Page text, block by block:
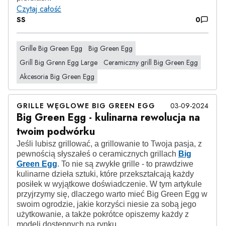
Czytaj całość
SS 0
Grille Big Green Egg
Big Green Egg
Grill Big Grenn Egg Large
Ceramiczny grill Big Green Egg
Akcesoria Big Green Egg
GRILLE WĘGLOWE BIG GREEN EGG 03-09-2024
Big Green Egg - kulinarna rewolucja na
twoim podwórku
Jeśli lubisz grillować, a grillowanie to Twoja pasja, z
pewnością słyszałeś o ceramicznych grillach Big
Green Egg. To nie są zwykłe grille - to prawdziwe
kulinarne dzieła sztuki, które przekształcają każdy
posiłek w wyjątkowe doświadczenie. W tym artykule
przyjrzymy się, dlaczego warto mieć Big Green Egg w
swoim ogrodzie, jakie korzyści niesie za sobą jego
użytkowanie, a także pokrótce opiszemy każdy z
modeli dostępnych na rynku.